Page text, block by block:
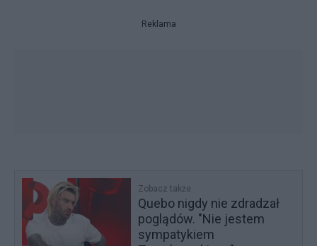
Reklama
Zobacz także
Quebo nigdy nie zdradzał
poglądów. "Nie jestem
sympatykiem